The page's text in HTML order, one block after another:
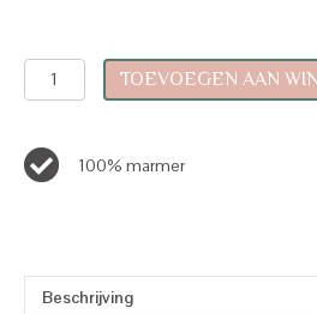
Schaal
aantal
TOEVOEGEN AAN
100% marmer
Beschrijving